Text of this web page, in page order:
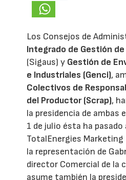
Los Consejos de
Integrado de Gestión
(Sigaus) y Gestión de
e Industriales (Genci),
Colectivos de
del Productor (Scrap),
la presidencia de ambas
1 de julio ésta ha pasado
TotalEnergies Marketing
la representación de
director Comercial de la
asume también la